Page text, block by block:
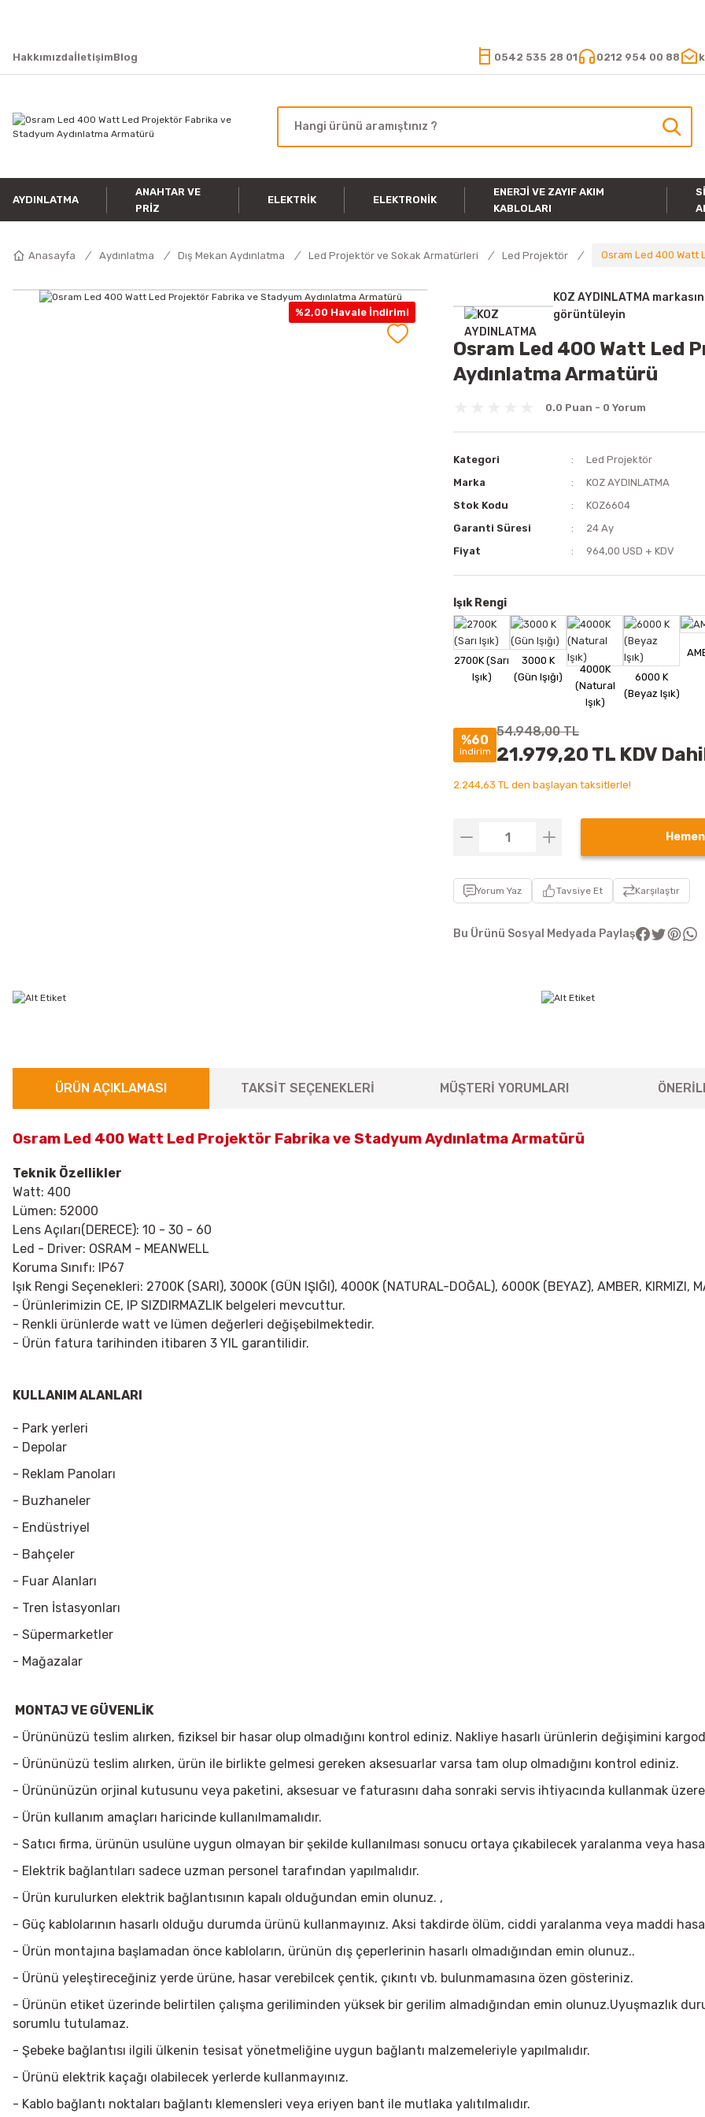
HakkımızdaİletişimBlog 0542 535 28 01 0212 954 00 88
AYDINLATMA
ANAHTAR VE
PRIZ
ELEKTRIK ELEKTRONIK
ENERJI VE ZAYIF AKIM
KABLOLARI
Anasayfa Aydınlatma Dış Mekan Aydınlatma Led Projektör ve Sokak Armatürleri Led Projektör Osram Led 400 Watt
%2,00 Havale İndirimi
KOZ AYDINLATMA
görüntüleyin
Osram Led 400 Watt Led
Aydınlatma Armatürü
0.0 Puan - 0 Yorum
Kategori
Led Projektör
Marka
KOZ AYDINLATMA
Stok Kodu
KOZ6604
Garanti Süresi
24 Ay
Fiyat
964,00 USD + KDV
Işık Rengi
%60
indirim
54.948,00 TL
21.979,20 TL KDV
2.244,63 TL den başlayan taksitlerle!
Hemen
Yorum Yaz Tavsiye Et Karşılaştır
Bu Ürünü Sosyal Medyada Paylaş
ÜRÜN AÇIKLAMASI TAKSİT SEÇENEKLERİ MÜŞTERİ YORUMLARI
Osram Led 400 Watt Led Projektör Fabrika ve Stadyum Aydınlatma Armatürü
Teknik Özellikler
Watt: 400
Lümen: 52000
Lens Açıları(DERECE): 10 - 30 - 60
Led - Driver: OSRAM - MEANWELL
Koruma Sınıfı: IP67
Işık Rengi Seçenekleri: 2700K (SARI), 3000K (GÜN IŞIĞI), 4000K (NATURAL-DOĞAL), 6000K (BEYAZ), AMBER, KIRMIZI,
- Ürünlerimizin CE, IP SIZDIRMAZLIK belgeleri mevcuttur.
- Renkli ürünlerde watt ve lümen değerleri değişebilmektedir.
- Ürün fatura tarihinden itibaren 3 YIL garantilidir.
KULLANIM ALANLARI
- Park yerleri
- Depolar
- Reklam Panoları
- Buzhaneler
- Endüstriyel
- Bahçeler
- Fuar Alanları
- Tren İstasyonları
- Süpermarketler
- Mağazalar
MONTAJ VE GÜVENLİK
- Ürününüzü teslim alırken, fiziksel bir hasar olup olmadığını kontrol ediniz. Nakliye hasarlı ürünlerin değişimini
- Ürününüzü teslim alırken, ürün ile birlikte gelmesi gereken aksesuarlar varsa tam olup olmadığını kontrol ediniz.
- Ürününüzün orjinal kutusunu veya paketini, aksesuar ve faturasını daha sonraki servis ihtiyacında kullanmak üzere
- Ürün kullanım amaçları haricinde kullanılmamalıdır.
- Satıcı firma, ürünün usulüne uygun olmayan bir şekilde kullanılması sonucu ortaya çıkabilecek yaralanma veya
- Elektrik bağlantıları sadece uzman personel tarafından yapılmalıdır.
- Ürün kurulurken elektrik bağlantısının kapalı olduğundan emin olunuz. ,
- Güç kablolarının hasarlı olduğu durumda ürünü kullanmayınız. Aksi takdirde ölüm, ciddi yaralanma veya maddi
- Ürün montajına başlamadan önce kabloların, ürünün dış çeperlerinin hasarlı olmadığından emin olunuz..
- Ürünü yeleştireceğiniz yerde ürüne, hasar verebilcek çentik, çıkıntı vb. bulunmamasına özen gösteriniz.
- Ürünün etiket üzerinde belirtilen çalışma geriliminden yüksek bir gerilim almadığından emin olunuz.Uyuşmazlık
sorumlu tutulamaz.
- Şebeke bağlantısı ilgili ülkenin tesisat yönetmeliğine uygun bağlantı malzemeleriyle yapılmalıdır.
- Ürünü elektrik kaçağı olabilecek yerlerde kullanmayınız.
- Kablo bağlantı noktaları bağlantı klemensleri veya eriyen bant ile mutlaka yalıtılmalıdır.